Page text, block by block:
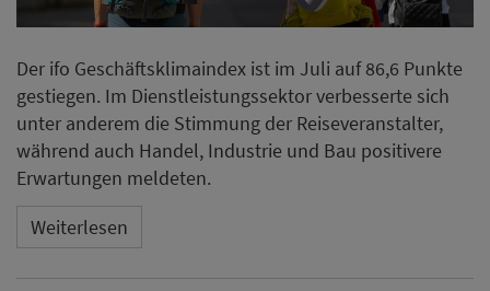
Der ifo Geschäftsklimaindex ist im Juli auf 86,6 Punkte
gestiegen. Im Dienstleistungssektor verbesserte sich
unter anderem die Stimmung der Reiseveranstalter,
während auch Handel, Industrie und Bau positivere
Erwartungen meldeten.
Weiterlesen